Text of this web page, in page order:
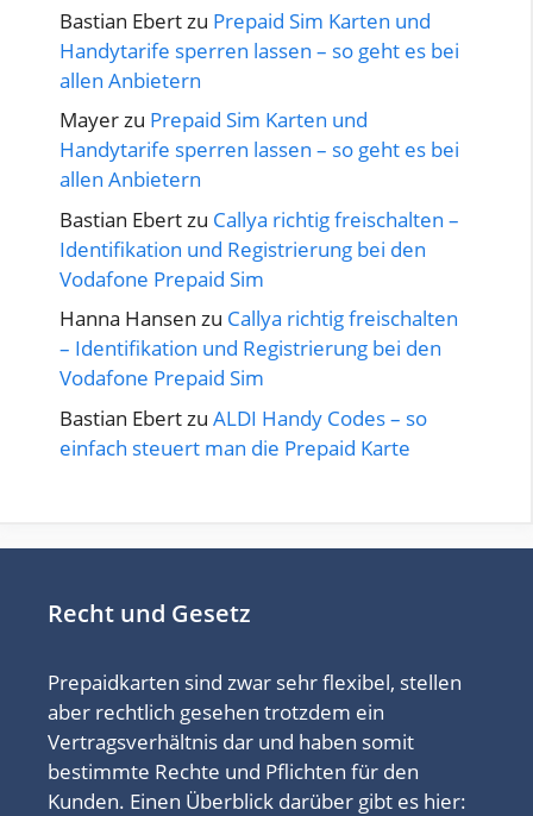
Bastian Ebertzu Prepaid Sim Karten und
Handytarife sperren lassen – so geht es bei
allen Anbietern
Mayerzu Prepaid Sim Karten und
Handytarife sperren lassen – so geht es bei
allen Anbietern
Bastian Ebertzu Callya richtig freischalten –
Identifikation und Registrierung bei den
Vodafone Prepaid Sim
Hanna Hansen zu Callya richtig freischalten
– Identifikation und Registrierung bei den
Vodafone Prepaid Sim
Bastian Ebertzu ALDI Handy Codes – so
einfach steuert man die Prepaid Karte
Recht und Gesetz
Prepaidkarten sind zwar sehr flexibel, stellen
aber rechtlich gesehen trotzdem ein
Vertragsverhältnis dar und haben somit
bestimmte Rechte und Pflichten für den
Kunden. Einen Überblick darüber gibt es hier: